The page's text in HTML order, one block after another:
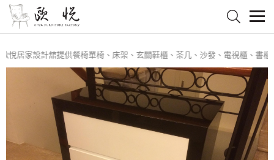
居家設計舘提供餐椅單椅、床架、玄關鞋櫃、茶几、沙發、電視櫃、書櫃